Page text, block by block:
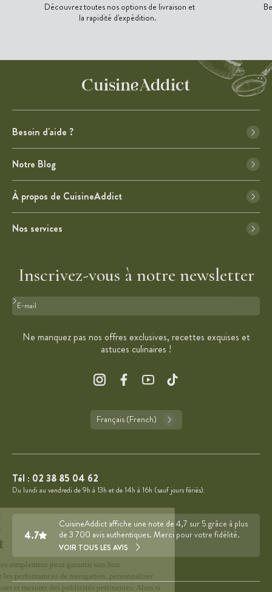
Découvrez toutes nos options de livraison et
la rapidité d'expédition.
Besoin d'aide ?
Notre Blog
À propos de CuisineAddict
Nos services
Inscrivez-vous à notre newsletter
Format : adresse@email.com
Ne manquez pas nos offres exclusives, recettes exquises et
astuces culinaires !
Français (French)
Tél : 02 38 85 04 62
Du lundi au vendredi de 9h à 13h et de 14h à 16h (sauf jours fériés).
4.7
CuisineAddict affiche une note de 4,7 sur 5 grâce à plus
de 3 700 avis authentiques. Merci pour votre fidélité.
VOIR TOUS LES AVIS